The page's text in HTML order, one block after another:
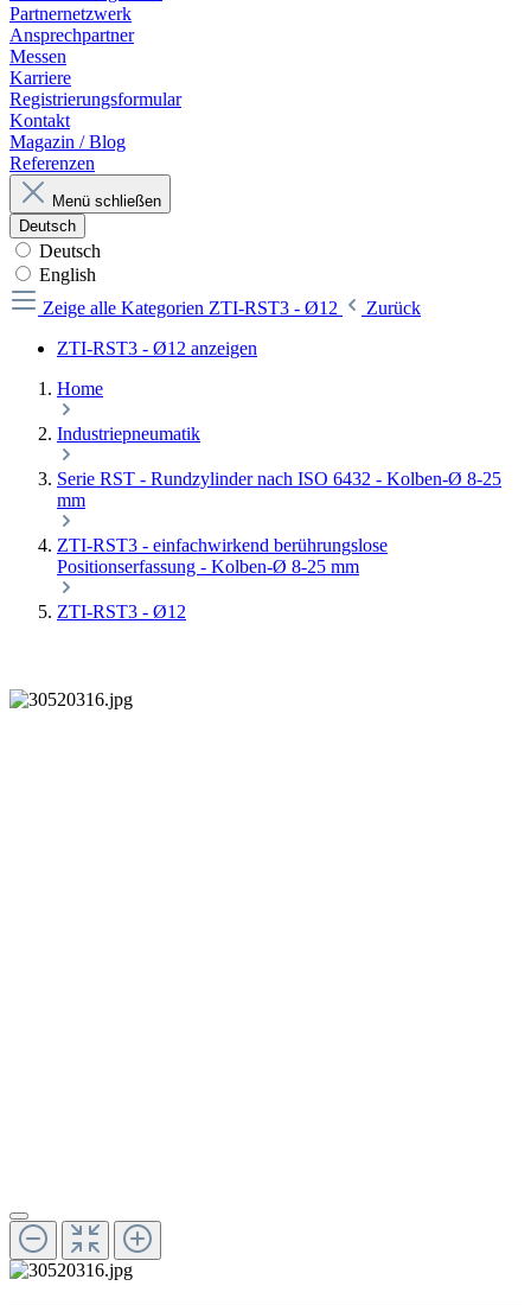
Partnernetzwerk
Ansprechpartner
Messen
Karriere
Registrierungsformular
Kontakt
Magazin / Blog
Referenzen
Menü schließen
Deutsch
Deutsch
English
Zeige alle Kategorien ZTI-RST3 - Ø12
Zurück
ZTI-RST3 - Ø12 anzeigen
Home
Industriepneumatik
Serie RST - Rundzylinder nach ISO 6432 - Kolben-Ø 8-25
mm
ZTI-RST3 - einfachwirkend berührungslose
Positionserfassung - Kolben-Ø 8-25 mm
ZTI-RST3 - Ø12